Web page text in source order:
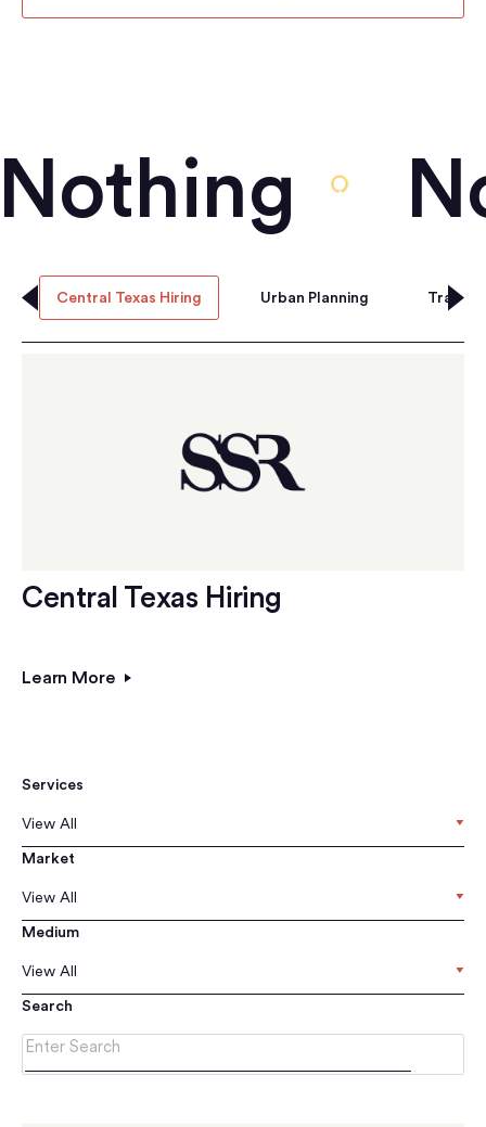
Central Texas Hiring Urban Planning
Central Texas Hiring
Learn More
Services
View All
Market
View All
Medium
View All
Search